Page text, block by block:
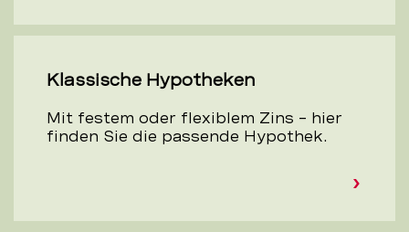
Klassische Hypotheken
Mit festem oder flexiblem Zins – hier
finden Sie die passende Hypothek.